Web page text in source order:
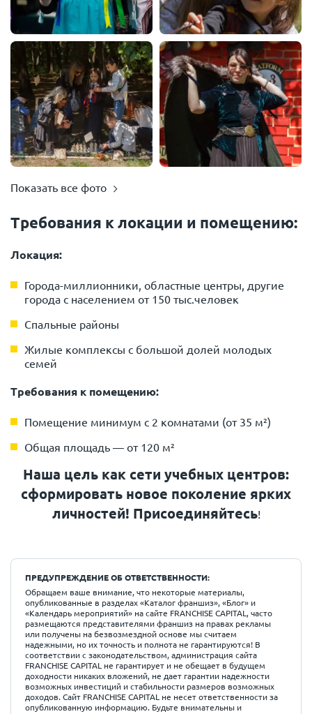
Показать все фото
Требования к локации и помещению:
Локация:
Города-миллионники, областные центры, другие
города с населением от 150 тыс.человек
Спальные районы
Жилые комплексы с большой долей молодых
семей
Требования к помещению:
Помещение минимум с 2 комнатами (от 35 м²)
Общая площадь — от 120 м²
Наша цель как сети учебных центров:
сформировать новое поколение ярких
личностей! Присоединяйтесь!
ПРЕДУПРЕЖДЕНИЕ ОБ ОТВЕТСТВЕННОСТИ:
Обращаем ваше внимание, что некоторые материалы,
опубликованные в разделах «Каталог франшиз», «Блог» и
«Календарь мероприятий» на сайте FRANCHISE CAPITAL, часто
размещаются представителями франшиз на правах рекламы
или получены на безвозмездной основе мы считаем
надежными, но их точность и полнота не гарантируются! В
соответствии с законодательством, администрация сайта
FRANCHISE CAPITAL не гарантирует и не обещает в будущем
доходности никаких вложений, не дает гарантии надежности
возможных инвестиций и стабильности размеров возможных
доходов. Сайт FRANCHISE CAPITAL не несет ответственности за
опубликованную информацию. Будьте внимательны и